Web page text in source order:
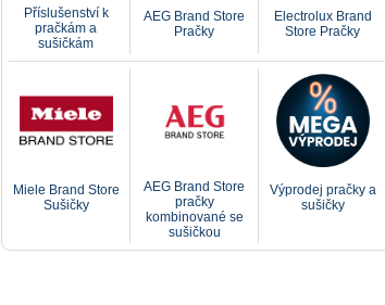
Příslušenství k
pračkám a
sušičkám
AEG Brand Store
Pračky
Electrolux Brand
Store Pračky
Miele Brand Store
Sušičky
AEG Brand Store
pračky
kombinované se
sušičkou
Výprodej pračky a
sušičky